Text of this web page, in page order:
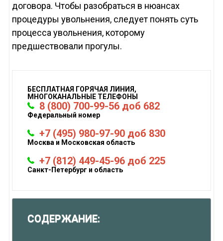
договора. Чтобы разобраться в нюансах
процедуры увольнения, следует понять суть
процесса увольнения, которому
предшествовали прогулы.
БЕСПЛАТНАЯ ГОРЯЧАЯ ЛИНИЯ,
МНОГОКАНАЛЬНЫЕ ТЕЛЕФОНЫ
8 (800) 700-99-56 доб 682
Федеральный номер
+7 (495) 980-97-90 доб 830
Москва и Московская область
+7 (812) 449-45-96 доб 225
Санкт-Петербург и область
СОДЕРЖАНИЕ: